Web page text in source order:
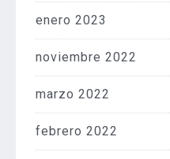
enero 2023
noviembre 2022
marzo 2022
febrero 2022